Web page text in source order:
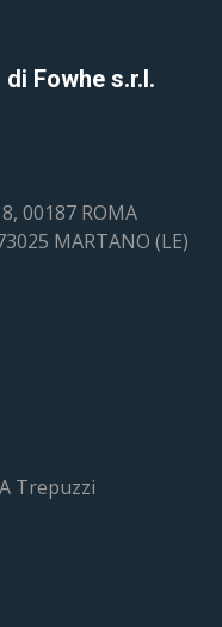
Fowhe s.r.l.
00187 ROMA
MARTANO (LE)
Trepuzzi